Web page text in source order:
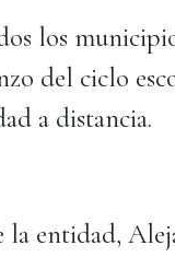
los
del ciclo
a distancia.
entidad,